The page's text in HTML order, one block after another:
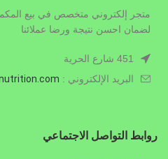
متجر إلكتروني متخصص في بيع
لضمان احسن نتيجة ورضا عملائنا
451 شارع الحرية
البريد الإلكتروني : .com
روابط التواصل الاجتماعي